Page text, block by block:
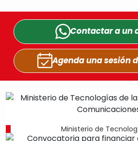
Contactar a un
Agenda una sesión
Ministerio de